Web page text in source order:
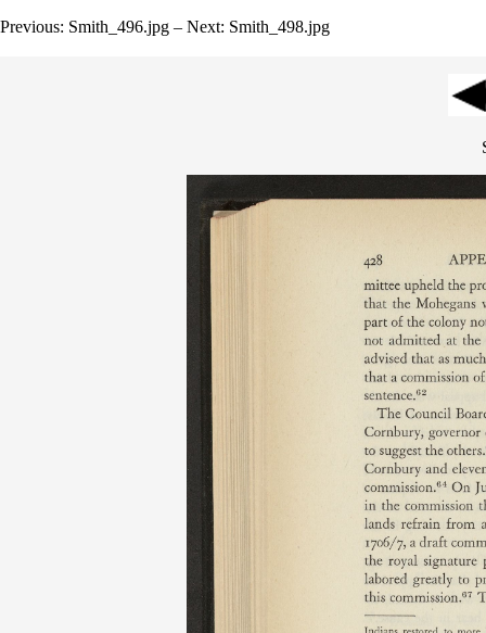
Previous: Smith_496.jpg – Next: Smith_498.jpg